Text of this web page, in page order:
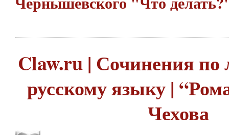
Claw.ru | Сочинения по
русскому языку |
Чехова